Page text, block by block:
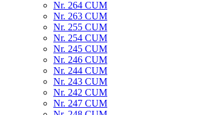
Nr. 264 CUM
Nr. 263 CUM
Nr. 255 CUM
Nr. 254 CUM
Nr. 245 CUM
Nr. 246 CUM
Nr. 244 CUM
Nr. 243 CUM
Nr. 242 CUM
Nr. 247 CUM